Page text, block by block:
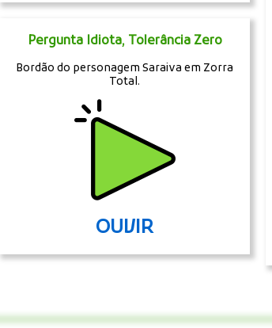
Pergunta Idiota, Tolerância Zero
Bordão do personagem Saraiva em Zorra
Total.
OUVIR